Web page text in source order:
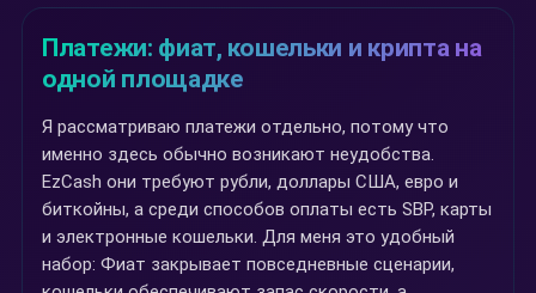
Платежи: фиат, кошельки и крипта на
одной площадке
Я рассматриваю платежи отдельно, потому что
именно здесь обычно возникают неудобства.
EzCash они требуют рубли, доллары США, евро и
биткойны, а среди способов оплаты есть SBP, карты
и электронные кошельки. Для меня это удобный
набор: Фиат закрывает повседневные сценарии,